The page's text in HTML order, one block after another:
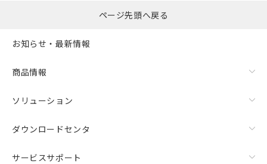
ページ先頭へ戻る
お知らせ・最新情報
商品情報
ソリューション
ダウンロードセンタ
サービスサポート